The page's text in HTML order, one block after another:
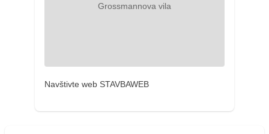
Navštivte web STAVBAWEB